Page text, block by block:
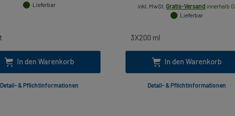
Lieferbar
In den Warenkorb
Detail- & Pflichtinformationen
inkl. MwSt. Gratis-Versand innerhalb D.
Lieferbar
In den Warenkorb
Detail- & Pflichtinformationen